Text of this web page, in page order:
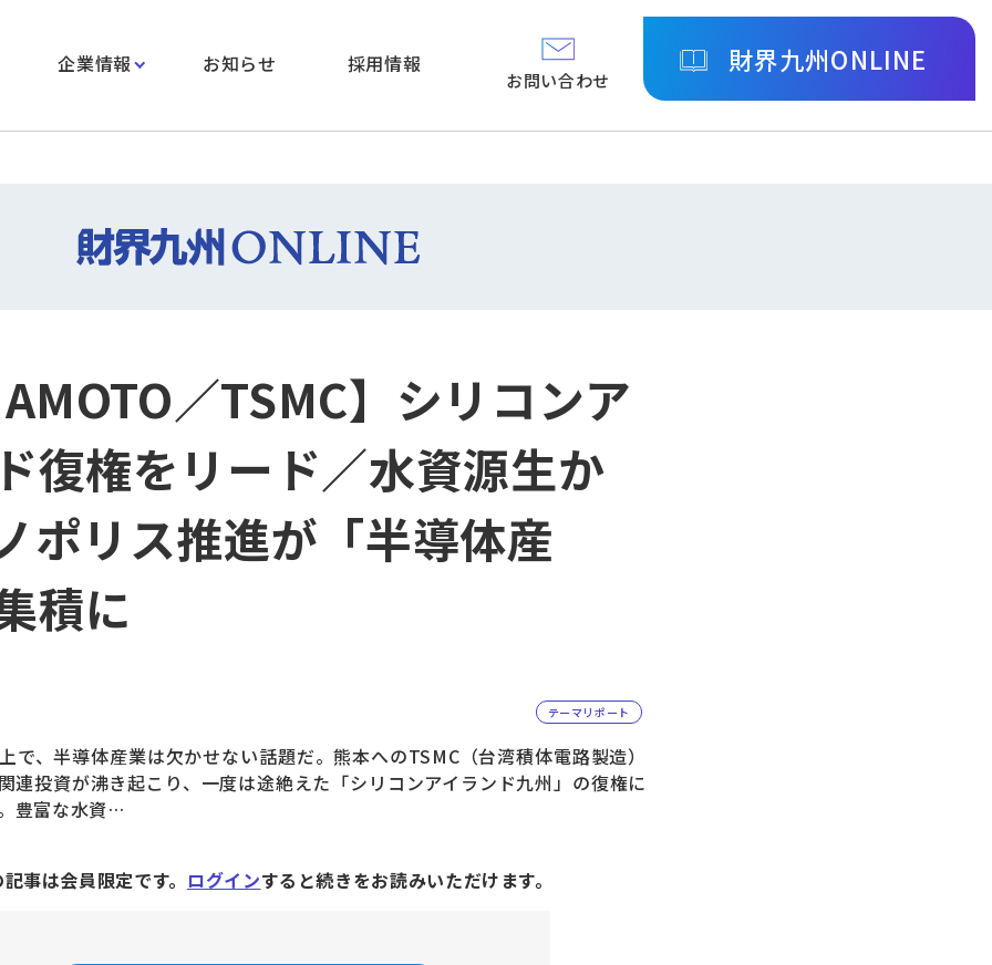
企業情報 お知らせ 採用情報
お問い合わせ
財界九州ONLINE
／TSMC】シリコンア
復権をリード／水資源生か
ポリス推進が「半導体産
積に
テーマリポート
で、半導体産業は欠かせない話題だ。熊本へのTSMC（台湾積体電路製造）
連投資が沸き起こり、一度は途絶えた「シリコンアイランド九州」の復権に
豊富な水資…
事は会員限定です。 ログインすると続きをお読みいただけます。